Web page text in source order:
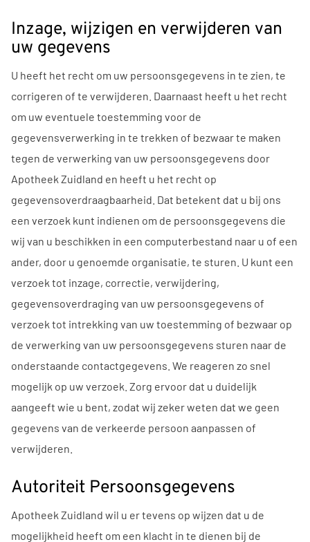
Inzage, wijzigen en verwijderen van
uw gegevens
U heeft het recht om uw persoonsgegevens in te zien, te
corrigeren of te verwijderen. Daarnaast heeft u het recht
om uw eventuele toestemming voor de
gegevensverwerking in te trekken of bezwaar te maken
tegen de verwerking van uw persoonsgegevens door
Apotheek Zuidland en heeft u het recht op
gegevensoverdraagbaarheid. Dat betekent dat u bij ons
een verzoek kunt indienen om de persoonsgegevens die
wij van u beschikken in een computerbestand naar u of een
ander, door u genoemde organisatie, te sturen. U kunt een
verzoek tot inzage, correctie, verwijdering,
gegevensoverdraging van uw persoonsgegevens of
verzoek tot intrekking van uw toestemming of bezwaar op
de verwerking van uw persoonsgegevens sturen naar de
onderstaande contactgegevens. We reageren zo snel
mogelijk op uw verzoek. Zorg ervoor dat u duidelijk
aangeeft wie u bent, zodat wij zeker weten dat we geen
gegevens van de verkeerde persoon aanpassen of
verwijderen.
Autoriteit Persoonsgegevens
Apotheek Zuidland wil u er tevens op wijzen dat u de
mogelijkheid heeft om een klacht in te dienen bij de